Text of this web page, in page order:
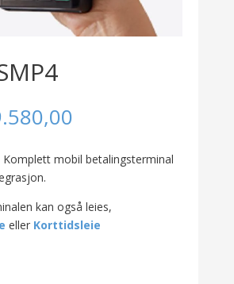
Komplett mobil betalingsterminal
kan også leies,
eller Korttidsleie